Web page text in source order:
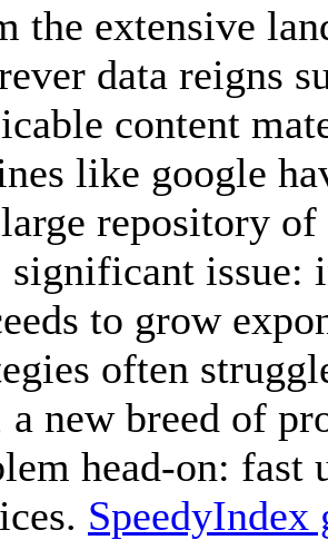
the extensive
data reigns
content
like google
repository
significant issue:
to grow
often
a new breed of
head-on: fast
SpeedyIndex